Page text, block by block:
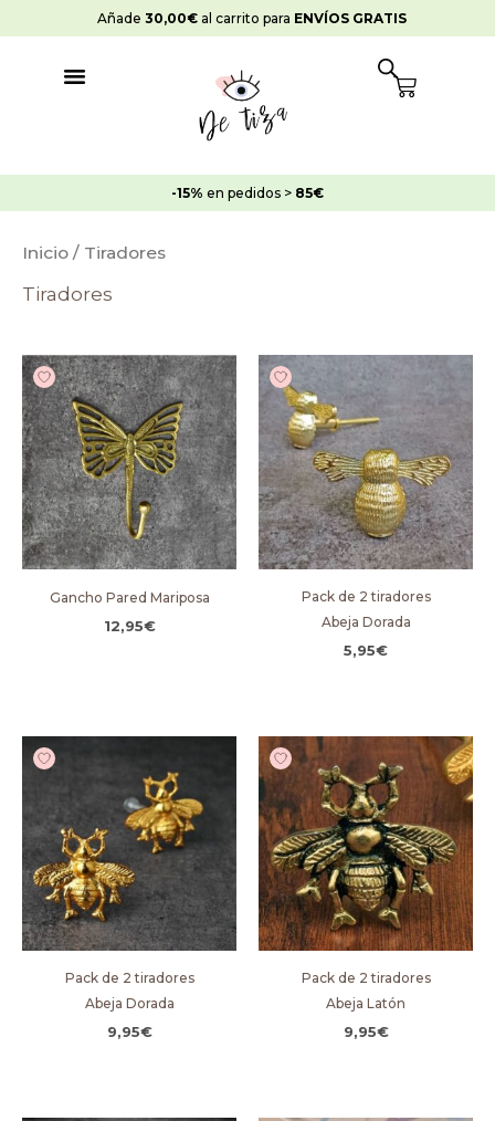
al
Añade 30,00€ al carrito para ENVÍOS GRATIS
Cart
-15% en pedidos > 85€
Inicio / Tiradores
Tiradores
Gancho Pared Mariposa
12,95€
Pack de 2 tiradores
Abeja Dorada
5,95€
Pack de 2 tiradores
Abeja Dorada
9,95€
Pack de 2 tiradores
Abeja Latón
9,95€